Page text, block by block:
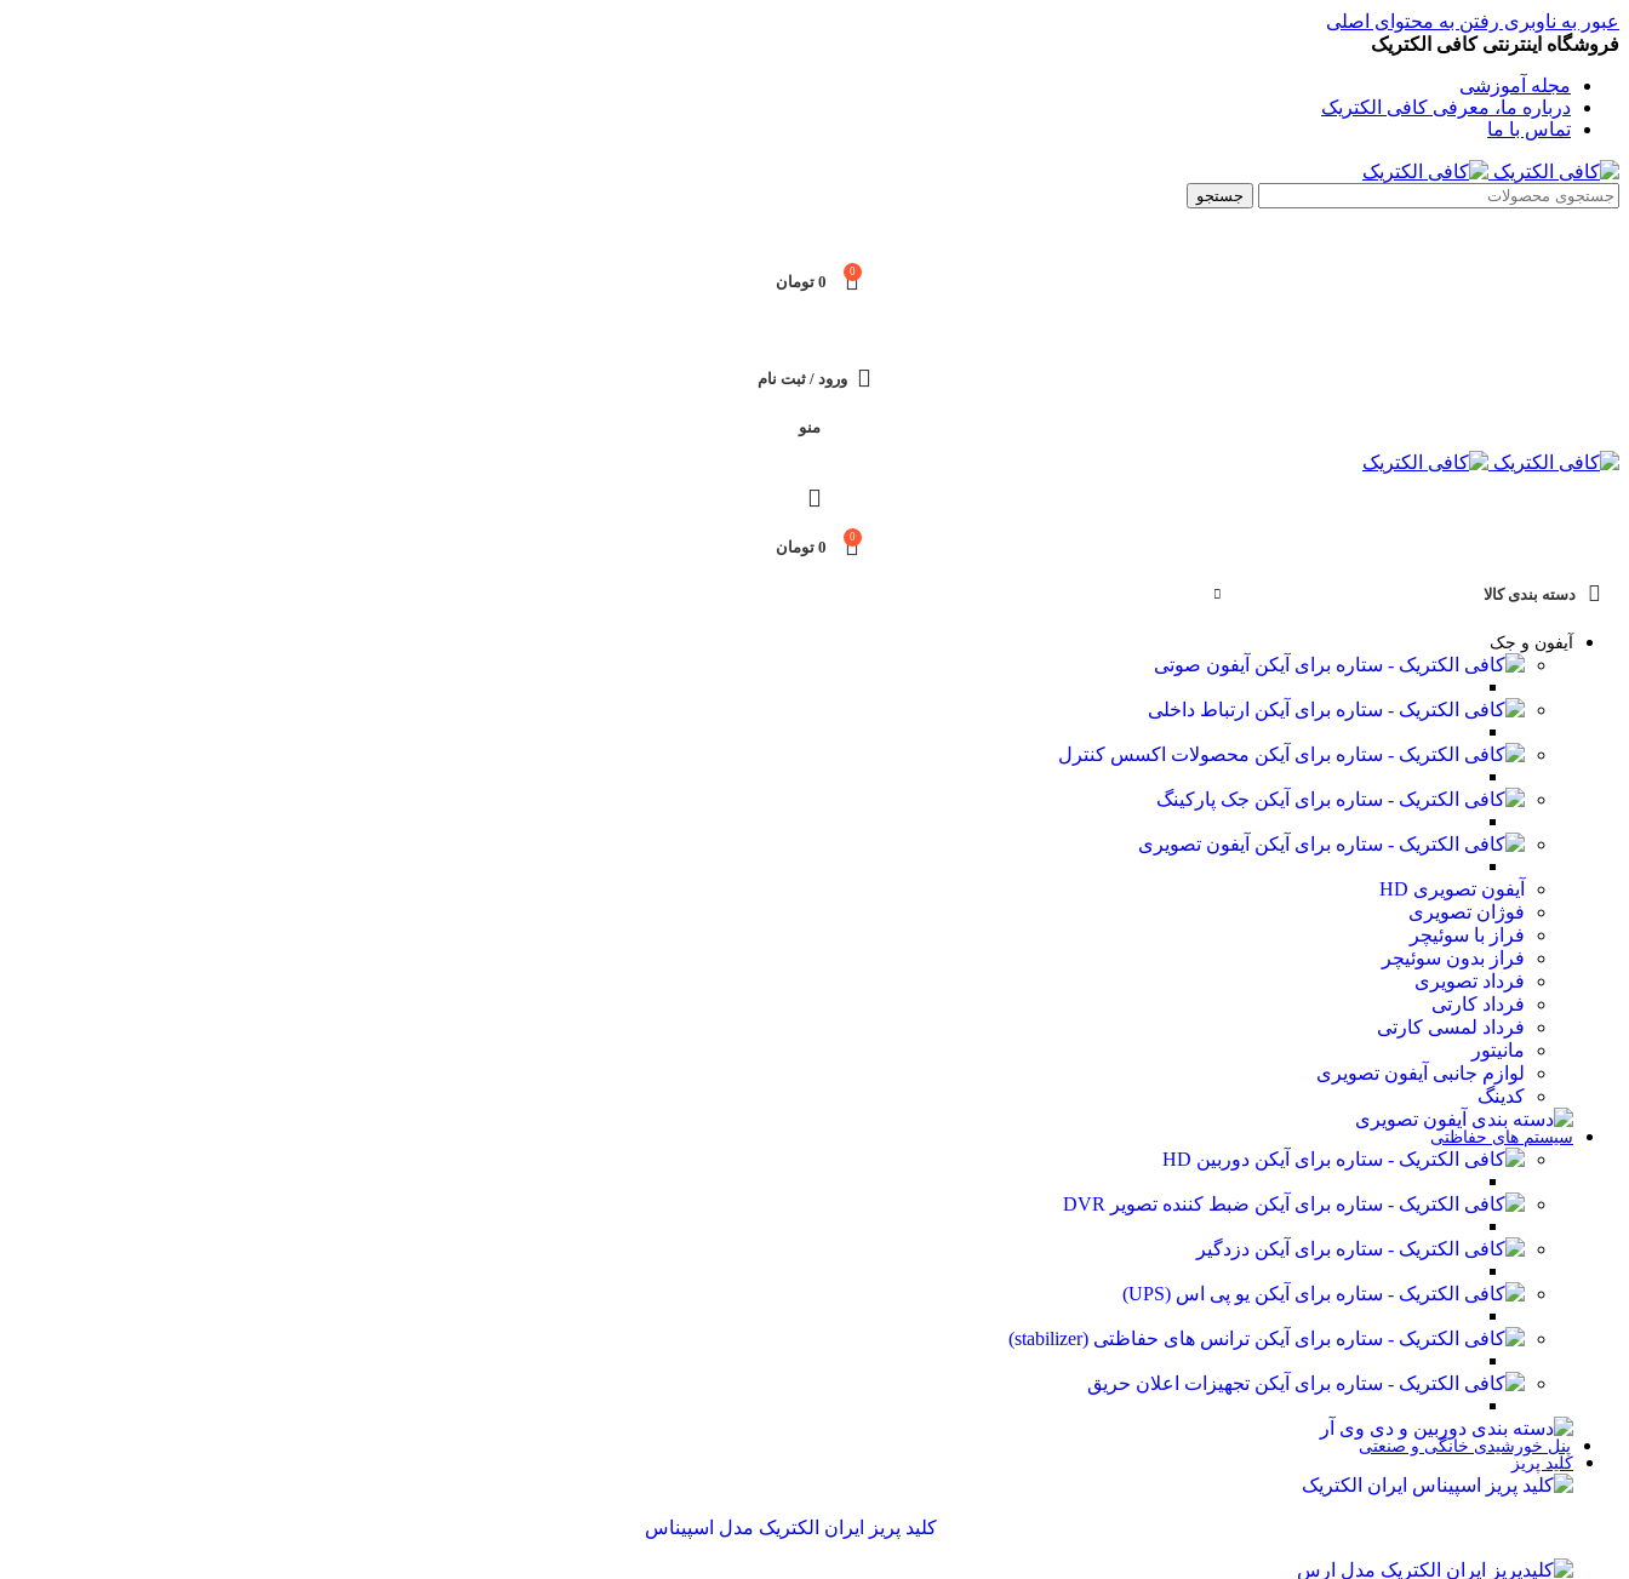
عبور به ناوبری رفتن به محتوای اصلی
فروشگاه اینترنتی کافی الکتریک
مجله آموزشی
درباره ما، معرفی کافی الکتریک
تماس با ما
جستجو
0
0 تومان
ورود / ثبت نام
منو
0
0 تومان
دسته بندی کالا
آیفون و جک
آیفون صوتی
ارتباط داخلی
محصولات اکسس کنترل
جک پارکینگ
آیفون تصویری
آیفون تصویری HD
فوژان تصویری
فراز با سوئیچر
فراز بدون سوئیچر
فرداد تصویری
فرداد کارتی
فرداد لمسی کارتی
مانیتور
لوازم جانبی آیفون تصویری
کدینگ
سیستم های حفاظتی
دوربین HD
ضبط کننده تصویر DVR
دزدگیر
یو پی اس (UPS)
ترانس های حفاظتی (stabilizer)
تجهیزات اعلان حریق
پنل خورشیدی خانگی و صنعتی
کلید پریز
کلید پریز ایران الکتریک مدل اسپیناس